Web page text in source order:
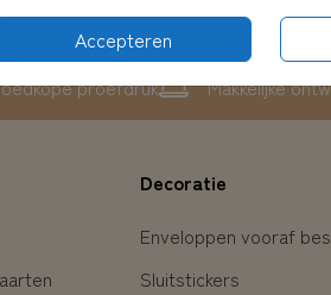
Accepteren
proefdruk Makkelijke
Decoratie
Enveloppen vooraf
Sluitstickers